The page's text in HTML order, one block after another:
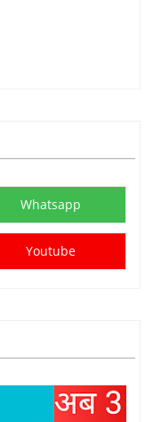
Whatsapp
Youtube